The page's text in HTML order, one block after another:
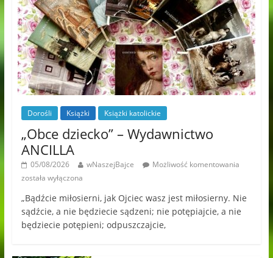
Dorośli Książki Książki katolickie
„Obce dziecko” – Wydawnictwo
ANCILLA
05/08/2026 wNaszejBajce
Możliwość komentowania
została wyłączona
„Bądźcie miłosierni, jak Ojciec wasz jest miłosierny. Nie
sądźcie, a nie będziecie sądzeni; nie potępiajcie, a nie
będziecie potępieni; odpuszczajcie,